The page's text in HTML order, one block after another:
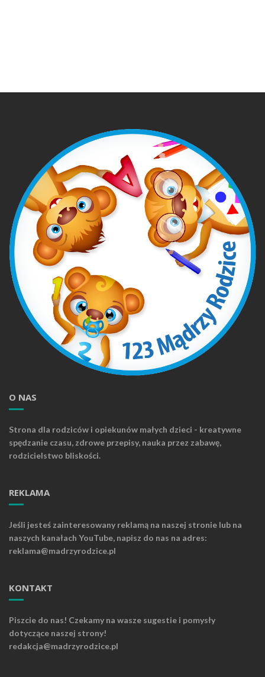
O NAS
Strona dla rodziców i opiekunów małych dzieci - kreatywne
spędzanie czasu, zdrowe przepisy, nauka przez zabawę,
rodzicielstwo bliskości.
REKLAMA
Jeśli jesteś zainteresowany reklamą na naszej stronie lub na
naszych kanałach YouTube, napisz do nas na adres:
reklama@madrzyrodzice.pl
KONTAKT
Piszcie do nas! Czekamy na wasze sugestie i pomysły
dotyczące naszej strony!
redakcja@madrzyrodzice.pl